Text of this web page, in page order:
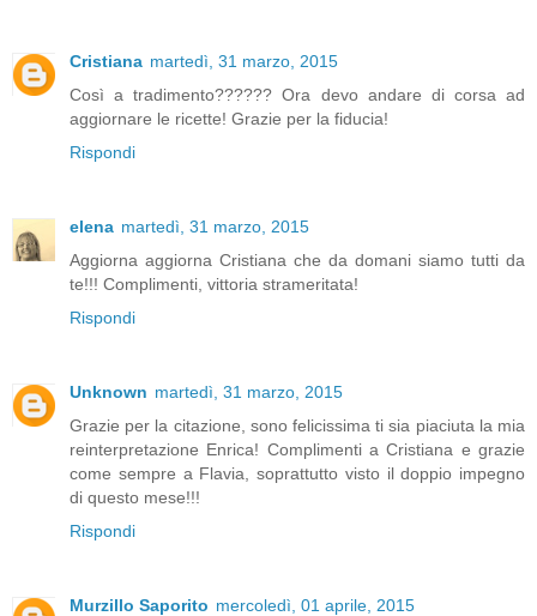
Cristiana martedì, 31 marzo, 2015
Così a tradimento?????? Ora devo andare di corsa ad
aggiornare le ricette! Grazie per la fiducia!
Rispondi
elena martedì, 31 marzo, 2015
Aggiorna aggiorna Cristiana che da domani siamo tutti da
te!!! Complimenti, vittoria strameritata!
Rispondi
Unknown martedì, 31 marzo, 2015
Grazie per la citazione, sono felicissima ti sia piaciuta la mia
reinterpretazione Enrica! Complimenti a Cristiana e grazie
come sempre a Flavia, soprattutto visto il doppio impegno
di questo mese!!!
Rispondi
Murzillo Saporito mercoledì, 01 aprile, 2015